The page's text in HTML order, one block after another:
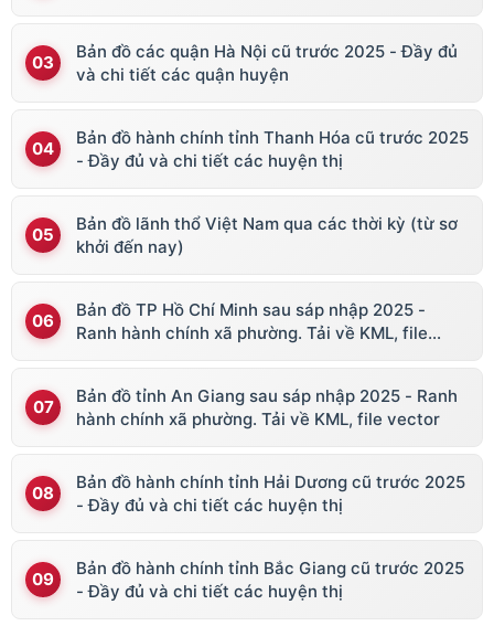
Bản đồ các quận Hà Nội cũ trước 2025 - Đầy đủ
và chi tiết các quận huyện
Bản đồ hành chính tỉnh Thanh Hóa cũ trước 2025
- Đầy đủ và chi tiết các huyện thị
Bản đồ lãnh thổ Việt Nam qua các thời kỳ (từ sơ
khởi đến nay)
Bản đồ TP Hồ Chí Minh sau sáp nhập 2025 -
Ranh hành chính xã phường. Tải về KML, file
Bản đồ tỉnh An Giang sau sáp nhập 2025 - Ranh
hành chính xã phường. Tải về KML, file vector
Bản đồ hành chính tỉnh Hải Dương cũ trước 2025
- Đầy đủ và chi tiết các huyện thị
Bản đồ hành chính tỉnh Bắc Giang cũ trước 2025
- Đầy đủ và chi tiết các huyện thị